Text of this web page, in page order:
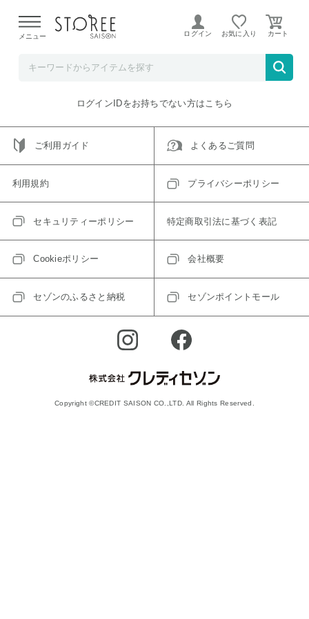
よる配送遅延が発生しております。
メニュー ログイン お気に入り
ご指定のアイテムは取り扱い終了、またはただいま取り扱い
トップへ戻る
ログインIDをお持ちでない方はこちら
ご利用ガイド よくあるご質問
利用規約 プライバシーポリシー
セキュリティーポリシー 特定商取引法に基づく表記
Cookieポリシー 会社概要
セゾンのふるさと納税 セゾンポイントモール
Copyright ©CREDIT SAISON CO.,LTD. All Rights Reserved.